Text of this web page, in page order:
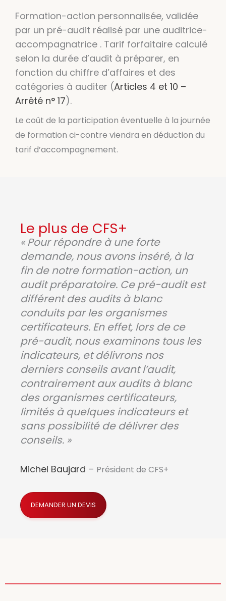
Formation-action personnalisée, validée
par un pré-audit réalisé par une auditrice-
accompagnatrice . Tarif forfaitaire calculé
selon la durée d’audit à préparer, en
fonction du chiffre d’affaires et des
catégories à auditer (Articles 4 et 10 –
Arrêté n° 17).
Le coût de la participation éventuelle à la journée
de formation ci-contre viendra en déduction du
tarif d’accompagnement.
Le plus de CFS+
« Pour répondre à une forte
demande, nous avons inséré, à la
fin de notre formation-action, un
audit préparatoire. Ce pré-audit est
différent des audits à blanc
conduits par les organismes
certificateurs. En effet, lors de ce
pré-audit, nous examinons tous les
indicateurs, et délivrons nos
derniers conseils avant l’audit,
contrairement aux audits à blanc
des organismes certificateurs,
limités à quelques indicateurs et
sans possibilité de délivrer des
conseils. »
Michel Baujard – Président de CFS+
DEMANDER UN DEVIS